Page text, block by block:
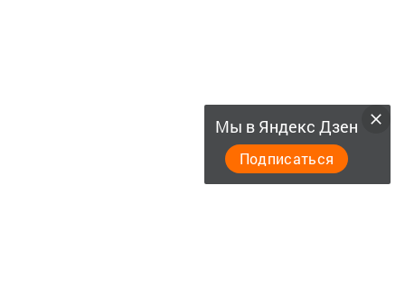
Мы в Яндекс Дзен
Подписаться